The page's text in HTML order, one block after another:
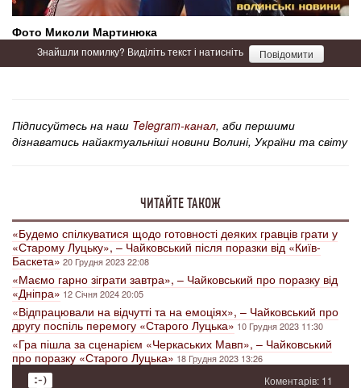
Фото Миколи Мартинюка
Знайшли помилку? Виділіть текст і натисніть Повідомити
Підписуйтесь на наш Telegram-канал, аби першими
дізнаватись найактуальніші новини Волині, України та світу
ЧИТАЙТЕ ТАКОЖ
«Будемо спілкуватися щодо готовності деяких гравців грати у
«Старому Луцьку», – Чайковський після поразки від «Київ-
Баскета»20 Грудня 2023 22:08
«Маємо гарно зіграти завтра», – Чайковський про поразку від
«Дніпра» 12 Січня 2024 20:05
«Відпрацювали на відчутті та на емоціях», – Чайковський про
другу поспіль перемогу «Старого Луцька» 10 Грудня 2023 11:30
«Гра пішла за сценарієм «Черкаських Мавп», – Чайковський
про поразку «Старого Луцька» 18 Грудня 2023 13:26
Коментарів: 11